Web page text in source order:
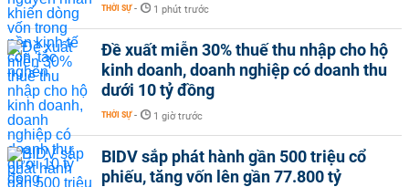
THỜI SỰ - 1 phút trước
Đề xuất miễn 30% thuế thu nhập cho hộ
kinh doanh, doanh nghiệp có doanh thu
dưới 10 tỷ đồng
THỜI SỰ - 1 giờ trước
BIDV sắp phát hành gần 500 triệu cổ
phiếu, tăng vốn lên gần 77.800 tỷ